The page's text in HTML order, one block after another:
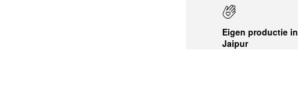
Eigen productie in
Jaipur